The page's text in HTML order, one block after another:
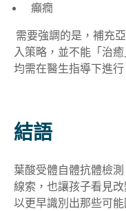
癲癇
需要強調的是，補充
入策略，並不能「治
均需在醫生指導下進
結語
葉酸受體自體抗體檢
線索，也讓孩子看見
以更早識別出那些可